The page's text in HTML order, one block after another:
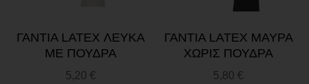
ΓΑΝΤΙΑ LATEX ΛΕΥΚΑ
ΜΕ ΠΟΥΔΡΑ
5,20 €
ΓΑΝΤΙΑ LATEX ΜΑΥΡΑ
ΧΩΡΙΣ ΠΟΥΔΡΑ
5,80 €